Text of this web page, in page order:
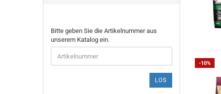
-10%
BITTE
GEBEN
SIE
DIE
ARTIKELNUMMER
Bitte geben Sie die Artikelnummer aus
unserem Katalog ein.
LOS